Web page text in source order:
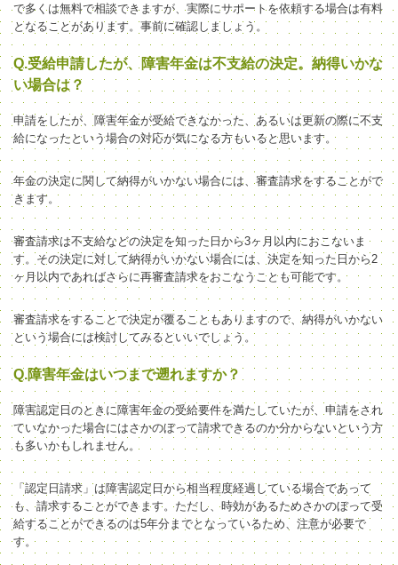
で多くは無料で相談できますが、実際にサポートを依頼する場合は有料
となることがあります。事前に確認しましょう。
Q.受給申請したが、障害年金は不支給の決定。納得いかな
い場合は？
申請をしたが、障害年金が受給できなかった、あるいは更新の際に不支
給になったという場合の対応が気になる方もいると思います。
年金の決定に関して納得がいかない場合には、審査請求をすることがで
きます。
審査請求は不支給などの決定を知った日から3ヶ月 以内におこないま
す。 その決定に対して納得がいかない場合には 、決定を知った日から2
ヶ月以内であればさらに再審査請求をおこな う ことも可能です。
審査請求をすることで決定が覆ることもありますので、納得がいかない
という場合には検討してみるといいでしょう。
Q.障害年金はいつまで遡れますか？
障害認定日のときに障害年金の受給要件を満たしていたが、申請をされ
ていなかった場合にはさかのぼって請求できるのか分からないという方
も多いかもしれません。
「認定日請求」は障害認定日から相当程度経過している場合であって
も、請求することができます。ただし、時効があるためさかのぼって受
給することができるのは5年分までとなっているため、注意が必要で
す。